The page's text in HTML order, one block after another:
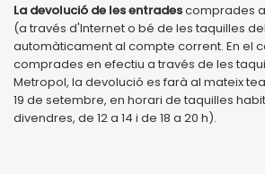
La devolució de les entradescomprades
(a través d'Internet o bé de les taquilles
automàticament al compte corrent. En el
comprades en efectiu a través de les
Metropol, la devolució es farà al mateix
19 de setembre, en horari de taquilles
divendres, de 12 a 14 i de 18 a 20 h).